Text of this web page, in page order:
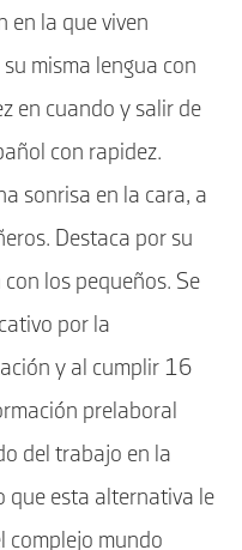
en la que viven
misma lengua con
en cuando y salir de
con rapidez.
sonrisa en la cara, a
Destaca por su
los pequeños. Se
por la
y al cumplir 16
prelaboral
del trabajo en la
que esta alternativa le
complejo mundo